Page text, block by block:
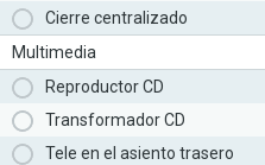
Cierre centralizado
Multimedia
Reproductor CD
Transformador CD
Tele en el asiento trasero